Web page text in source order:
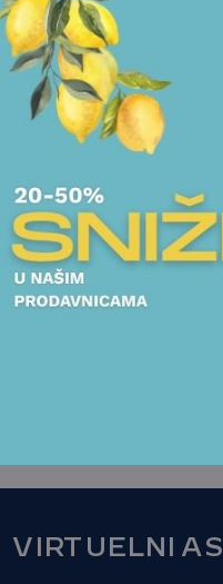
DEČJI PROGRAM
SETOVI ZA RUČAVANJE
DEČJI SET 6 DELOVA
MAYA THE BEE
VIRTUELNI